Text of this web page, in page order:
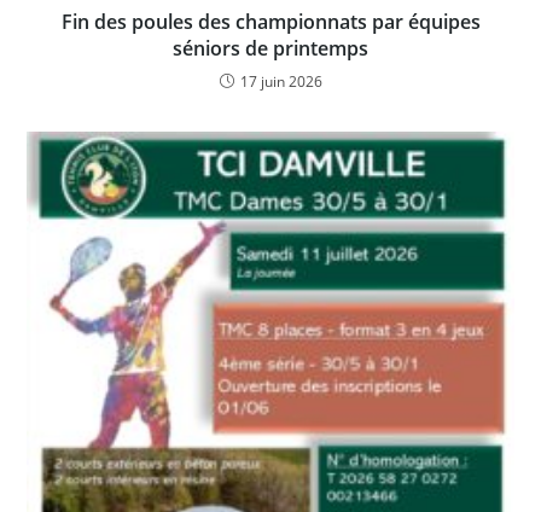
Fin des poules des championnats par équipes
séniors de printemps
17 juin 2026